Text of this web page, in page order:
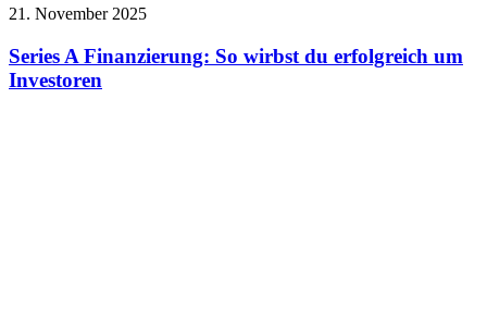
21. November 2025
Series A Finanzierung: So wirbst du erfolgreich um
Investoren